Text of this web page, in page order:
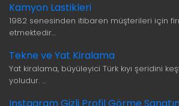
Kamyon Lastikleri
1982 senesinden itibaren müşterileri için
etmektedir…
Tekne ve Yat Kiralama
Yat kiralama, büyüleyici Türk kıyı şeridini
yoludur. …